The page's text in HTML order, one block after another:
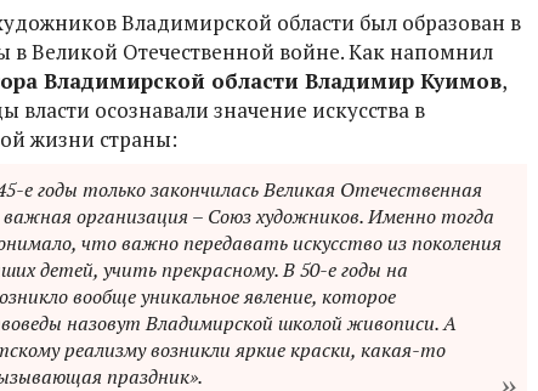
Владимирской области был образован в
в Великой Отечественной войне. Как напомнил
Владимирской области Владимир Куимов,
власти осознавали значение искусства в
жизни страны:
е годы только закончилась Великая Отечественная
важная организация – Союз художников. Именно тогда
что важно передавать искусство из поколения
детей, учить прекрасному. В 50-е годы на
вообще уникальное явление, которое
назовут Владимирской школой живописи. А
реализму возникли яркие краски, какая-то
праздник».